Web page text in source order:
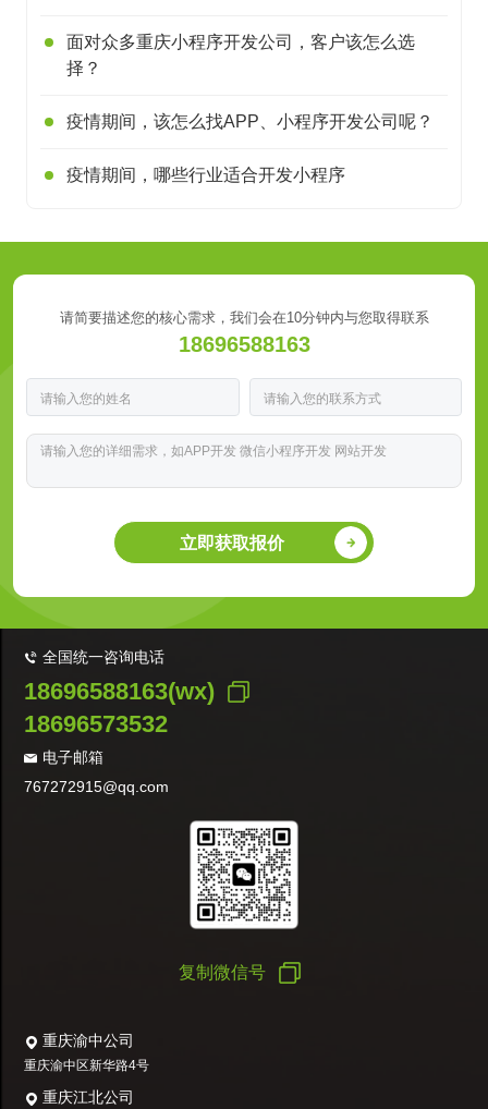
面对众多重庆小程序开发公司，客户该怎么选
择？
疫情期间，该怎么找APP、小程序开发公司呢？
疫情期间，哪些行业适合开发小程序
请简要描述您的核心需求，我们会在10分钟内与您取得联系
18696588163
立即获取报价
全国统一咨询电话
18696588163(wx)
18696573532
电子邮箱
767272915@qq.com
复制微信号
重庆渝中公司
重庆渝中区新华路4号
重庆江北公司